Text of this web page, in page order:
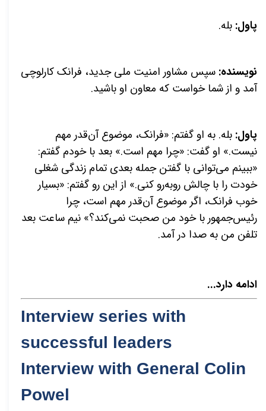
پاول: بله.
نویسنده: سپس مشاور امنیت ملی جدید، فرانک کارلوچی
آمد و از شما خواست که معاون او باشید.
پاول: بله. به او گفتم: «فرانک، موضوع آن‌قدر مهم
نیست.» او گفت: «چرا مهم است.» بعد با خودم گفتم:
«ببینم می‌توانی با گفتن جمله بعدی تمام زندگی شغلی
خودت را با چالش روبه‌رو کنی.» از این رو گفتم: «بسیار
خوب فرانک، اگر موضوع آن‌قدر مهم است، چرا
رئیس‌جمهور با خود من صحبت نمی‌کند؟» نیم ساعت بعد
تلفن من به صدا در آمد.
ادامه دارد...
Interview series with
successful leaders
Interview with General Colin
Powel